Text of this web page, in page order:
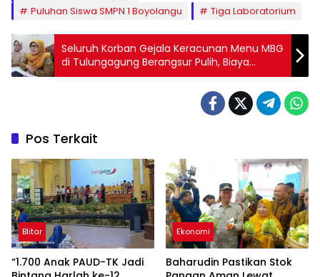
Puluhan Siswa SMPN 1 Boyolangu
Tiga Laboratorium
Seluruh Korban Gejala Keracunan Menu MBG
di Tulungagung Berangsur Pulih, Biaya
Pengobatan Ditanggung BGN
Pos Terkait
Blitar
“1.700 Anak PAUD-TK Jadi
Ekonomi
Baharudin Pastikan Stok